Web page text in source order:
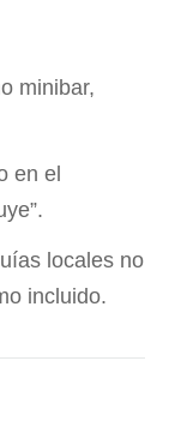
minibar,
en el
locales no
incluido.